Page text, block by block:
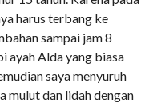
harus terbang ke
sampai jam 8
ayah Alda yang biasa
saya menyuruh
dan lidah dengan